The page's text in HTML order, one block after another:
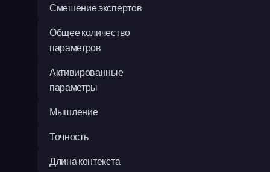
Смешение экспертов
Общее количество
параметров
Активированные
параметры
Мышление
Точность
Длина контекста